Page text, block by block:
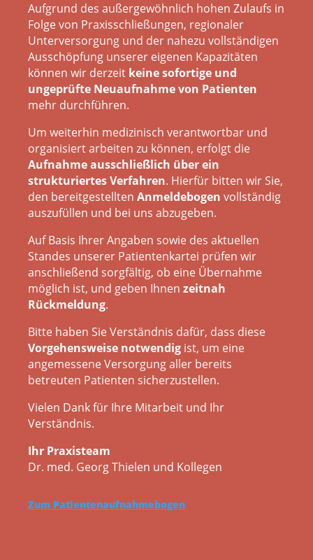
Aufgrund des außergewöhnlich hohen Zulaufs in
Folge von Praxisschließungen, regionaler
Unterversorgung und der nahezu vollständigen
Ausschöpfung unserer eigenen Kapazitäten
können wir derzeit keine sofortige und
ungeprüfte Neuaufnahme von Patienten
mehr durchführen.
Um weiterhin medizinisch verantwortbar und
organisiert arbeiten zu können, erfolgt die
Aufnahme ausschließlich über ein
strukturiertes Verfahren. Hierfür bitten wir Sie,
den bereitgestelltenAnmeldebogen vollständig
auszufüllen und bei uns abzugeben.
Auf Basis Ihrer Angaben sowie des aktuellen
Standes unserer Patientenkartei prüfen wir
anschließend sorgfältig, ob eine Übernahme
möglich ist, und geben Ihnenzeitnah
Rückmeldung.
Bitte haben Sie Verständnis dafür, dass diese
Vorgehensweise notwendig ist, um eine
angemessene Versorgung aller bereits
betreuten Patienten sicherzustellen.
Vielen Dank für Ihre Mitarbeit und Ihr
Verständnis.
Ihr Praxisteam
Dr. med. Georg Thielen und Kollegen
Zum Patientenaufnahmebogen